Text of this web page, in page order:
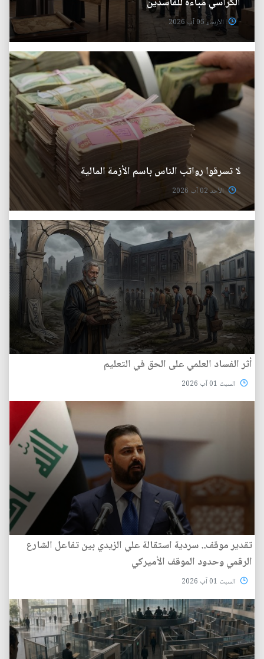
الأربعاء 05 آب 2026
لا تسرقوا رواتب الناس باسم الأزمة المالية
الأحد 02 آب 2026
أثر الفساد العلمي على الحق في التعليم
السبت 01 آب 2026
تقدير موقف.. سردية استقالة علي الزيدي بين تفاعل الشارع
الرقمي وحدود الموقف الأميركي
السبت 01 آب 2026